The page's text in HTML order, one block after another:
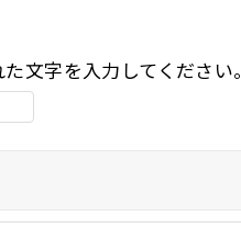
文字を入力してください。